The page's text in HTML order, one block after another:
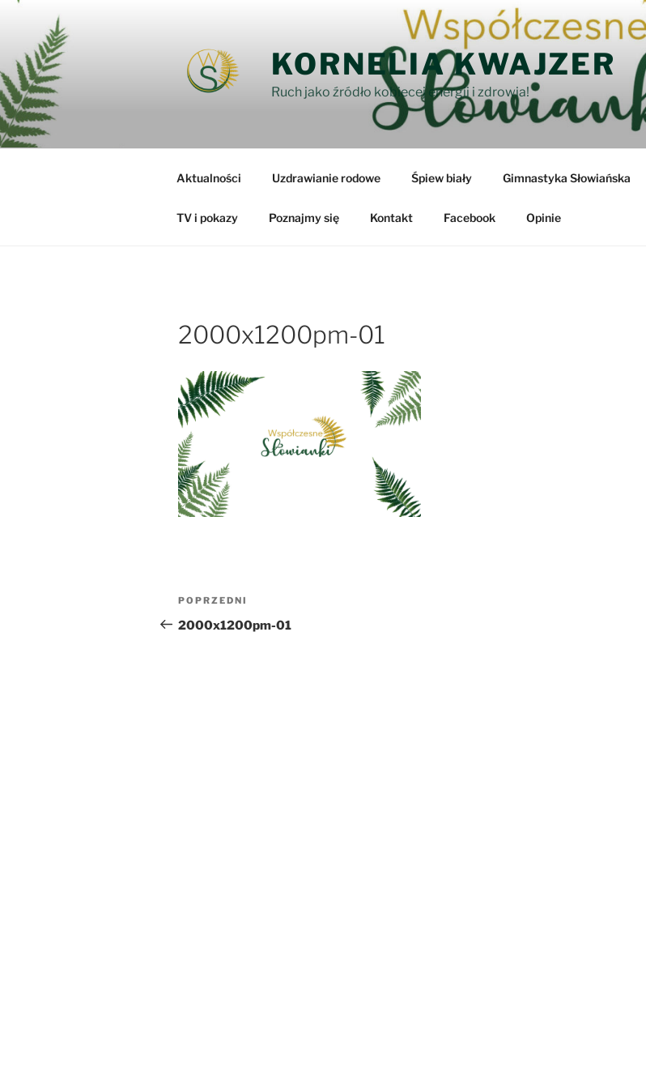
Przejdź
KORNELIA KWAJZER
Ruch jako źródło kobiecej energii i zdrowia!
Aktualności Uzdrawianie rodowe Śpiew biały Gimnastyka Słowiańska
TV i pokazy Poznajmy się Kontakt Facebook Opinie
2000x1200pm-01
Nawigacja
wpisu
Poprzedni
wpis
POPRZEDNI
2000x1200pm-01